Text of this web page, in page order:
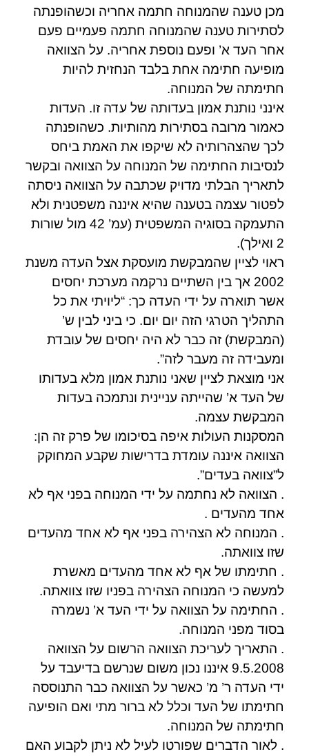
מכן טענה שהמנוחה חתמה אחריה וכשהופנתה
לסתירות טענה שהמנוחה חתמה פעמיים פעם
אחר העד א’ ופעם נוספת אחריה. על הצוואה
מופיעה חתימה אחת בלבד הנחזית להיות
חתימתה של המנוחה.
אינני נותנת אמון בעדותה של עדה זו. העדות
כאמור מרובה בסתירות מהותיות. כשהופנתה
לכך שהצהרותיה לא שיקפו את האמת ביחס
לנסיבות החתימה של המנוחה על הצוואה ובקשר
לתאריך הבלתי מדויק שכתבה על הצוואה ניסתה
לפטור עצמה בטענה שהיא איננה משפטנית ולא
התעמקה בסוגיה המשפטית (עמ’ 42 מול שורות
2 ואילך).
ראוי לציין שהמבקשת מועסקת אצל העדה משנת
2002 אך בין השתיים נרקמה מערכת יחסים
אשר תוארה על ידי העדה כך: “ליויתי את כל
התהליך הטרגי הזה יום יום. כי ביני לבין ש’
(המבקשת) זה כבר לא היה יחסים של עובדת
ומעבידה זה מעבר לזה”.
אני מוצאת לציין שאני נותנת אמון מלא בעדותו
של העד א’ שהייתה עניינית ונתמכה בעדות
המבקשת עצמה.
המסקנות העולות איפה בסיכומו של פרק זה הן:
הצוואה איננה עומדת בדרישות שקבע המחוקק
ל”צוואה בעדים”.
. הצוואה לא נחתמה על ידי המנוחה בפני אף לא
אחד מהעדים .
. המנוחה לא הצהירה בפני אף לא אחד מהעדים
שזו צוואתה.
. חתימתו של אף לא אחד מהעדים מאשרת
למעשה כי המנוחה הצהירה בפניו שזו צוואתה.
. החתימה על הצוואה על ידי העד א’ נשמרה
בסוד מפני המנוחה.
. התאריך לעריכת הצוואה הרשום על הצוואה
9.5.2008 איננו נכון משום שנרשם בדיעבד על
ידי העדה ר’ מ’ כאשר על הצוואה כבר התנוססה
חתימתו של העד וכלל לא ברור מתי ואם הופיעה
חתימתה של המנוחה.
. לאור הדברים שפורטו לעיל לא ניתן לקבוע האם